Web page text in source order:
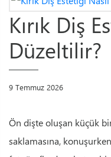
Kırık Diş
Düzeltilir?
9 Temmuz 2026
Ön dişte oluşan küçük
saklamasına,